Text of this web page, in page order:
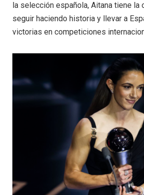
la selección española, Aitana tiene la
seguir haciendo historia y llevar a
victorias en competiciones